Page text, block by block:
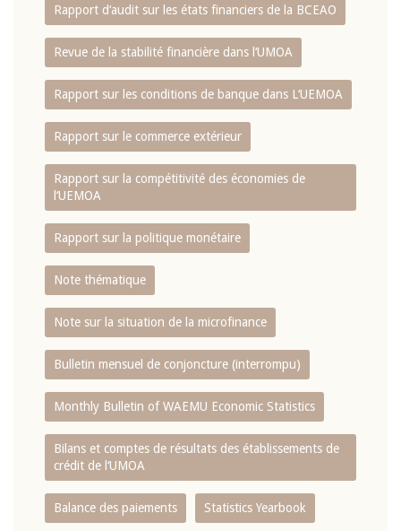
Rapport d‘audit sur les états financiers de la BCEAO
Revue de la stabilité financière dans l‘UMOA
Rapport sur les conditions de banque dans L‘UEMOA
Rapport sur le commerce extérieur
Rapport sur la compétitivité des économies de
l‘UEMOA
Rapport sur la politique monétaire
Note thématique
Note sur la situation de la microfinance
Bulletin mensuel de conjoncture (interrompu)
Monthly Bulletin of WAEMU Economic Statistics
Bilans et comptes de résultats des établissements de
crédit de l‘UMOA
Balance des paiements Statistics Yearbook